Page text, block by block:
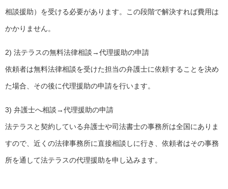
相談援助）を受ける必要があります。この段階で解決すれば費用は
かかりません。
2) 法テラスの無料法律相談→代理援助の申請
依頼者は無料法律相談を受けた担当の弁護士に依頼することを決め
た場合、その後に代理援助の申請を行います。
3) 弁護士へ相談→代理援助の申請
法テラスと契約している弁護士や司法書士の事務所は全国にありま
すので、近くの法律事務所に直接相談しに行き、依頼者はその事務
所を通して法テラスの代理援助を申し込みます。